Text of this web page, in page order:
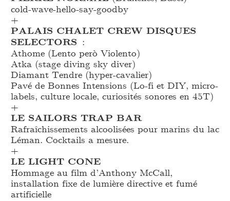
cold-wave-hello-say-goodby
+
PALAIS CHALET CREW DISQUES
SELECTORS :
Athome (Lento però Violento)
Atka (stage diving sky diver)
Diamant Tendre (hyper-cavalier)
Pavé de Bonnes Intensions (Lo-fi et DIY, micro-
labels, culture locale, curiosités sonores en 45T)
+
LE SAILORS TRAP BAR
Rafraîchissements alcoolisées pour marins du lac
Léman. Cocktails a mesure.
+
LE LIGHT CONE
Hommage au film d’Anthony McCall,
installation fixe de lumière directive et fumé
artificielle